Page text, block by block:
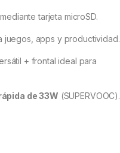
tarjeta microSD.
juegos, apps y productividad.
+ frontal ideal para
de 33W (SUPERVOOC).